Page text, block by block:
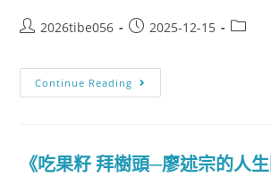
2026tibe056 2025-12-15
Continue Reading
《吃果籽 拜樹頭─廖述宗的人生